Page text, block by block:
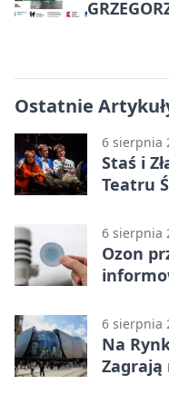
Ostatnie
6 sierpnia
Staś i
Teatru
6 sierpnia
Ozon
6 sierpnia
Na
Zagrają